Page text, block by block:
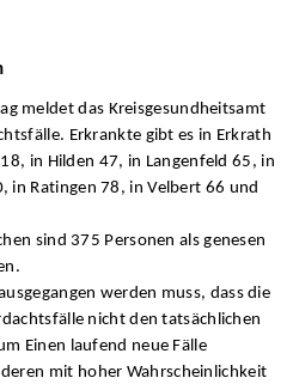
meldet das Kreisgesundheitsamt
Erkrankte gibt es in Erkrath
in Hilden 47, in Langenfeld 65, in
Ratingen 78, in Velbert 66 und
sind 375 Personen als genesen
werden muss, dass die
nicht den tatsächlichen
Einen laufend neue Fälle
mit hoher Wahrscheinlichkeit